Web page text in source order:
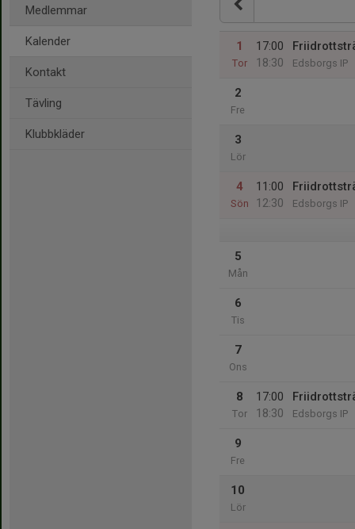
Medlemmar
Kalender
Kontakt
Tävling
Klubbkläder
1
Tor
17:00
18:30
Edsborgs IP
2
Fre
3
Lör
4
Sön
11:00
12:30
Edsborgs IP
5
Mån
6
Tis
7
Ons
8
Tor
17:00
18:30
Edsborgs IP
9
Fre
10
Lör